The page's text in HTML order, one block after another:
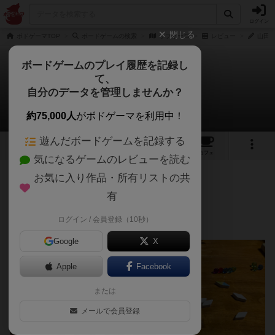
サフィーロ
サフィーロ
山田さんのレビュー
3 2
カフェ
236名 1名 0 約5年前
タイル配置×セットコレクションゲーム。
閉じる
ボードゲームのプレイ履歴を記録し
て、
自分のデータを管理しませんか？
約75,000人がボドゲーマを利用中！
遊んだボードゲームを記録する
気になるゲームのレビューを読む
お気に入り作品・所有リストの共
有
ログイン / 会員登録（10秒）
Google X
Apple Facebook
または
メールで会員登録